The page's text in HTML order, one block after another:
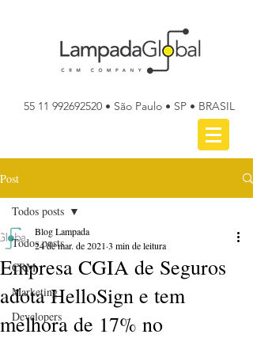
55 11 992692520 • São Paulo • SP • BRASIL
Post
Todos posts
CRM
Marketing
Developers
Todos posts
Empresa CGIA de Seguros
adota HelloSign e tem
melhora de 17% no
Blog Lampada
24 de mar. de 2021 3 min de leitura